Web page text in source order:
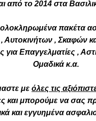
από το 2014 στα
πακέτα
, Αυτοκινήτων , Σκαφών
για Επαγγελματίες ,
Ομαδικά κ.α.
με όλες τις
και μπορούμε να σας
και εγγυημένα